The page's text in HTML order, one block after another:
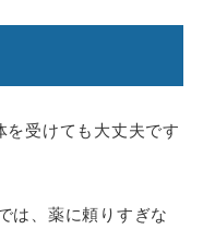
受けても大丈夫です
は、薬に頼りすぎな